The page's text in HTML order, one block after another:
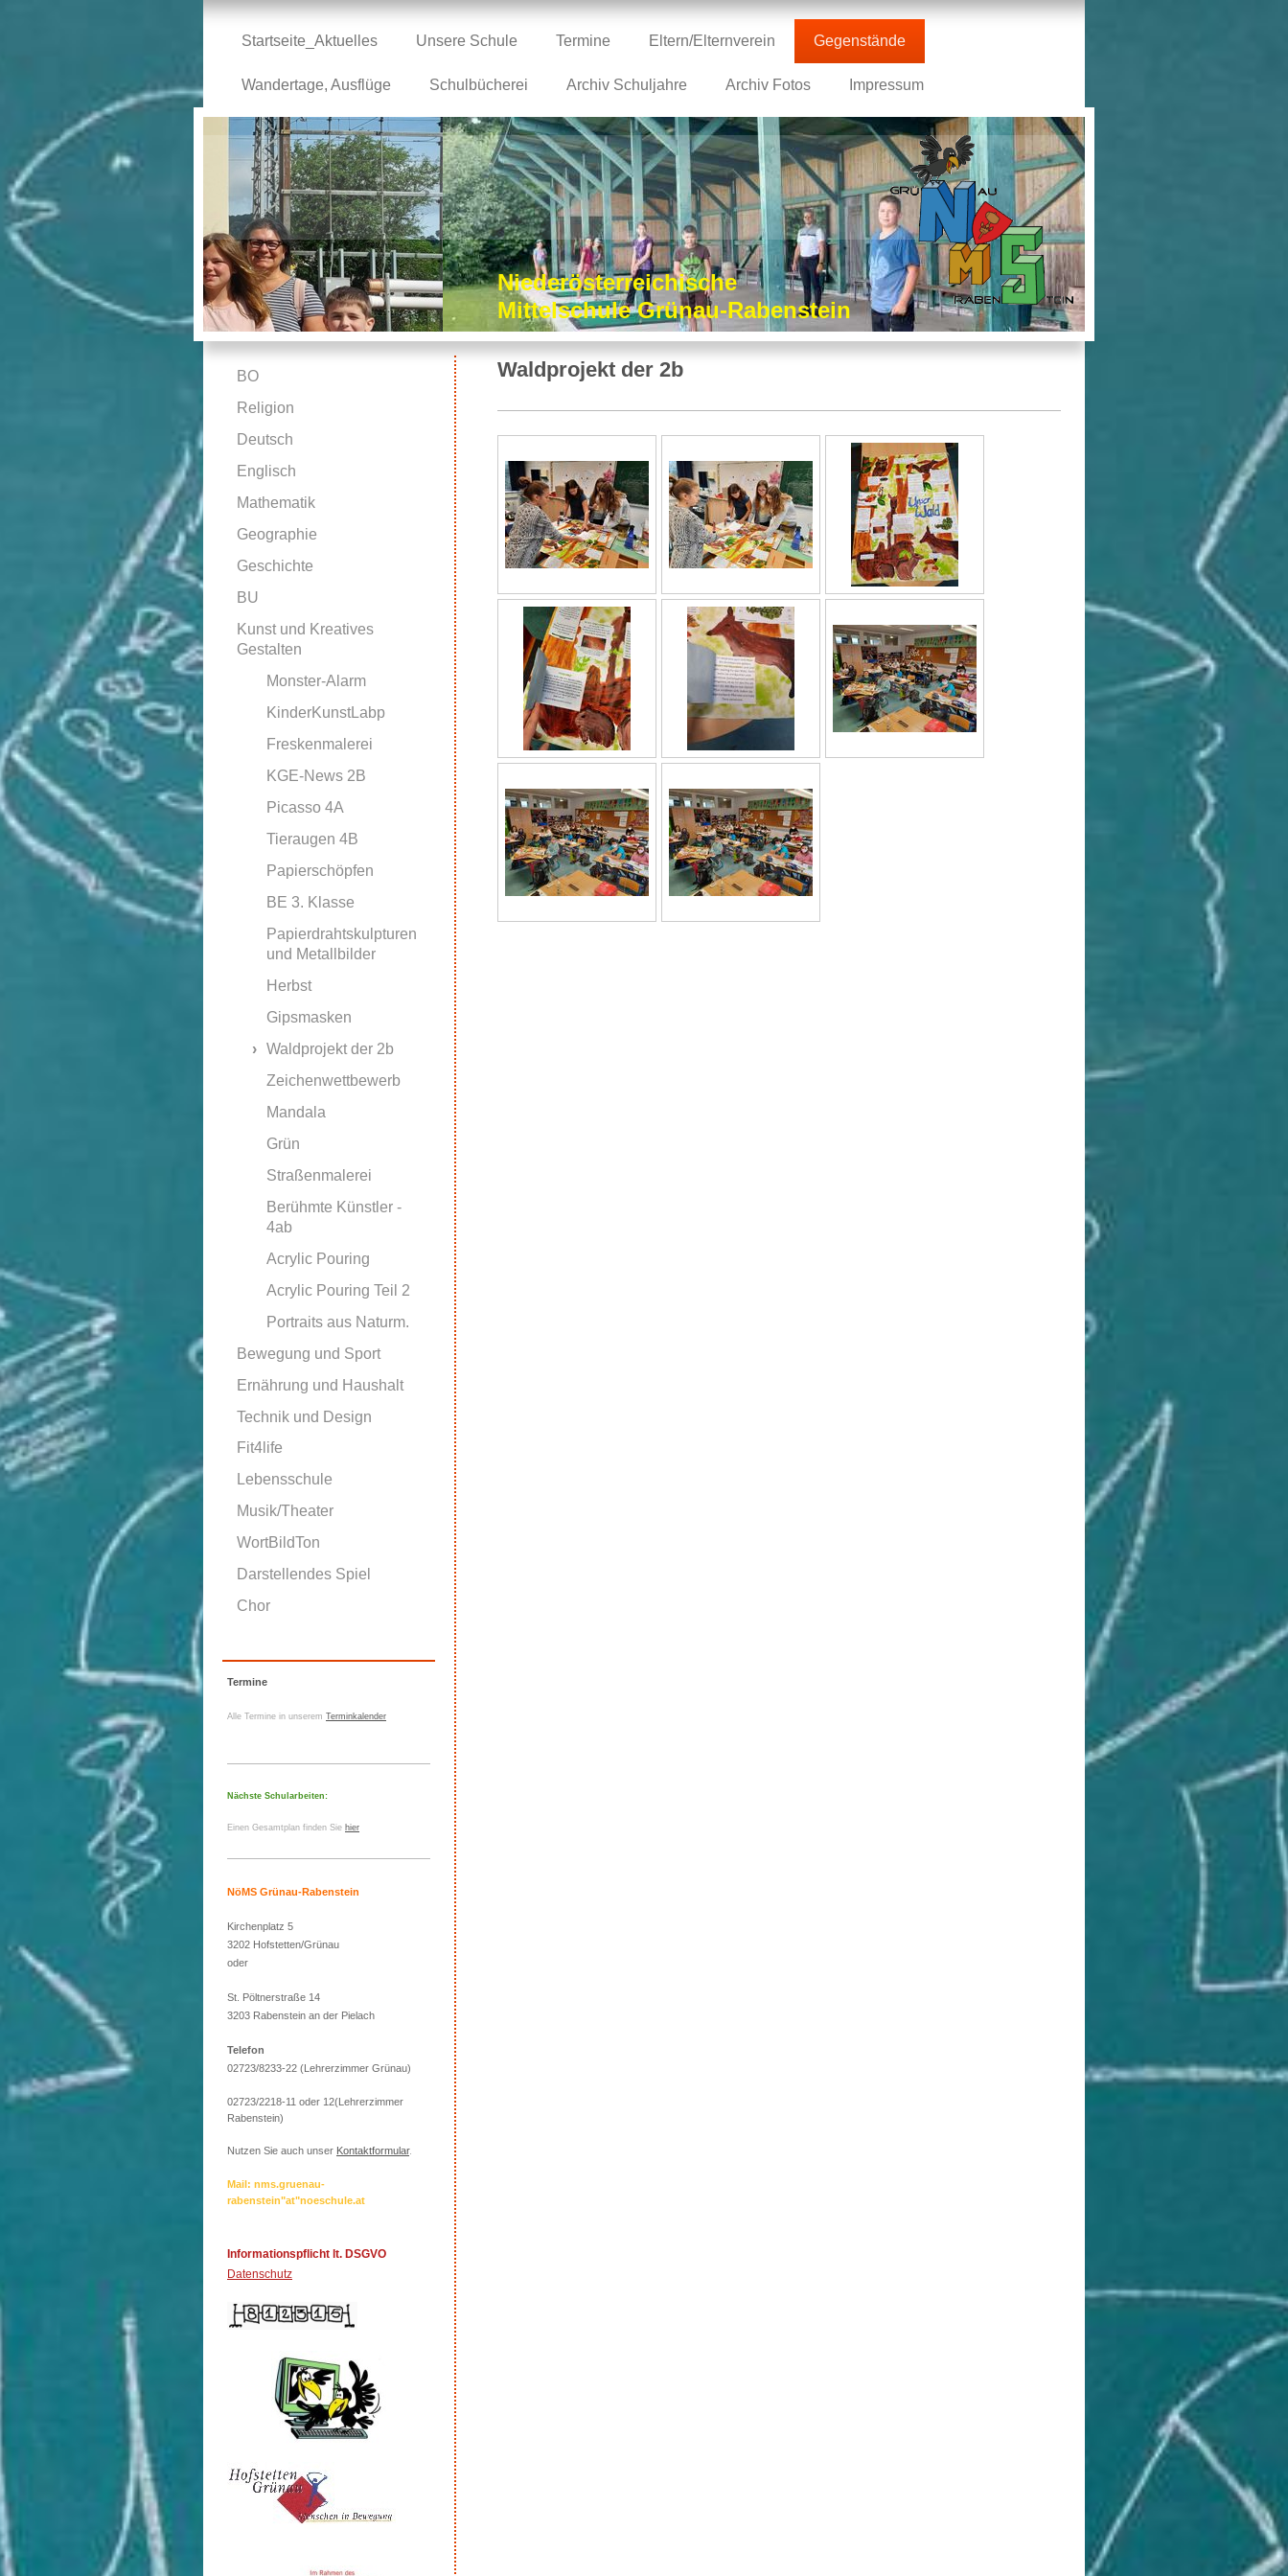
Startseite_Aktuelles Unsere Schule Termine Eltern/Elternverein Gegenstände
Wandertage, Ausflüge Schulbücherei Archiv Schuljahre Archiv Fotos Impressum
Niederösterreichische
Mittelschule Grünau-Rabenstein
Waldprojekt der 2b
BO
Religion
Deutsch
Englisch
Mathematik
Geographie
Geschichte
BU
Kunst und Kreatives
Gestalten
Monster-Alarm
KinderKunstLabp
Freskenmalerei
KGE-News 2B
Picasso 4A
Tieraugen 4B
Papierschöpfen
BE 3. Klasse
Papierdrahtskulpturen
und Metallbilder
Herbst
Gipsmasken
Waldprojekt der 2b
Zeichenwettbewerb
Mandala
Grün
Straßenmalerei
Berühmte Künstler -
4ab
Acrylic Pouring
Acrylic Pouring Teil 2
Portraits aus Naturm.
Bewegung und Sport
Ernährung und Haushalt
Technik und Design
Fit4life
Lebensschule
Musik/Theater
WortBildTon
Darstellendes Spiel
Chor
Termine
Alle Termine in unserem Terminkalender
Nächste Schularbeiten:
Einen Gesamtplan finden Sie hier
NöMS Grünau-Rabenstein
Kirchenplatz 5
3202 Hofstetten/Grünau
oder
St. Pöltnerstraße 14
3203 Rabenstein an der Pielach
Telefon
02723/8233-22 (Lehrerzimmer Grünau)
02723/2218-11 oder 12(Lehrerzimmer
Rabenstein)
Nutzen Sie auch unser Kontaktformular.
Mail: nms.gruenau-
rabenstein"at"noeschule.at
Informationspflicht lt. DSGVO
Datenschutz